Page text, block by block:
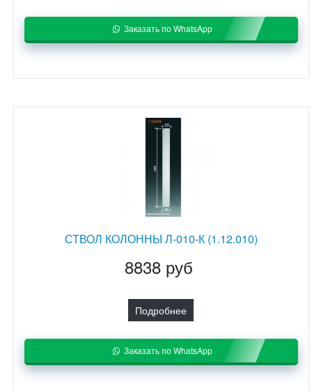
Заказать по WhatsApp
СТВОЛ КОЛОННЫ Л-010-К (1.12.010)
8838 руб
Подробнее
Заказать по WhatsApp